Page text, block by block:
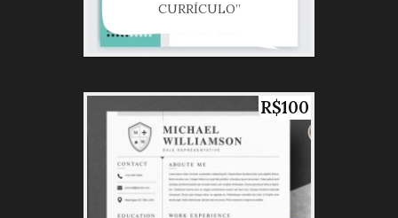
CURRÍCULO”
R$100